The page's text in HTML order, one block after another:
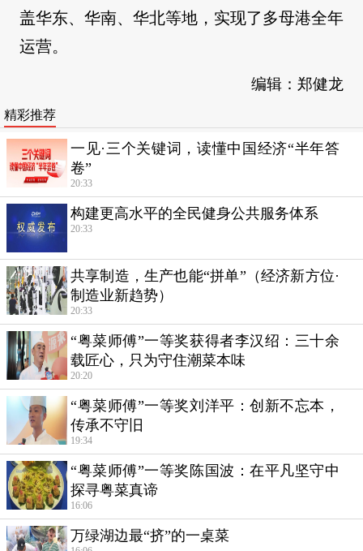
盖华东、华南、华北等地，实现了多母港全年
运营。
编辑：郑健龙
精彩推荐